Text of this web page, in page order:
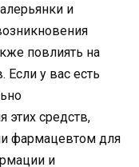
и
повлиять на
Если у вас есть
этих средств,
фармацевтом для
и